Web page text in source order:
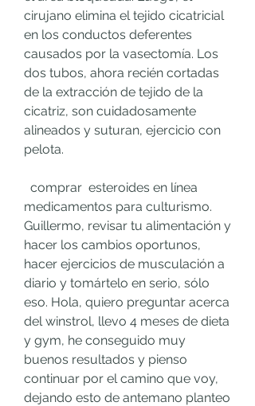
cirujano elimina el tejido cicatricial
en los conductos deferentes
causados ​​por la vasectomía. Los
dos tubos, ahora recién cortadas
de la extracción de tejido de la
cicatriz, son cuidadosamente
alineados y suturan, ejercicio con
pelota.
medicamentos para culturismo.
Guillermo, revisar tu alimentación y
hacer los cambios oportunos,
hacer ejercicios de musculación a
diario y tomártelo en serio, sólo
eso. Hola, quiero preguntar acerca
del winstrol, llevo 4 meses de dieta
y gym, he conseguido muy
buenos resultados y pienso
continuar por el camino que voy,
dejando esto de antemano planteo